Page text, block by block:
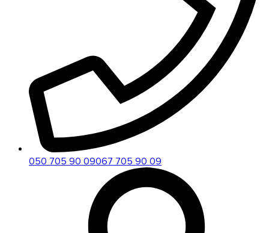
050 705 90 09067 705 90 09